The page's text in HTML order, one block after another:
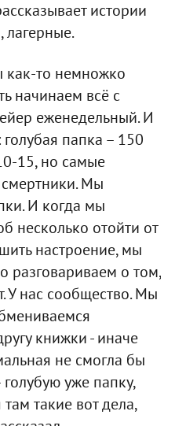
истории
лагерные.
то немножко
начинаем всё с
еженедельный. И
папка – 150
15, но самые
смертники. Мы
И когда мы
несколько отойти от
настроение, мы
разговариваем о том,
У нас сообщество. Мы
книжки - иначе
не смогла бы
уже папку,
такие вот дела,